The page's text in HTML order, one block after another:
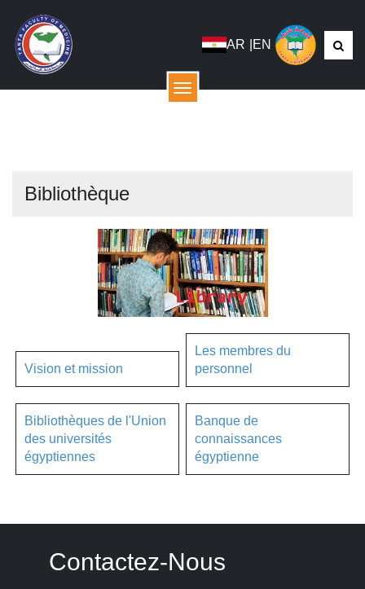
AR EN
menu
Bibliothèque
Vision et mission
Les membres du
personnel
Bibliothèques de l'Union
des universités
égyptiennes
Banque de
connaissances
égyptienne
Contactez-Nous